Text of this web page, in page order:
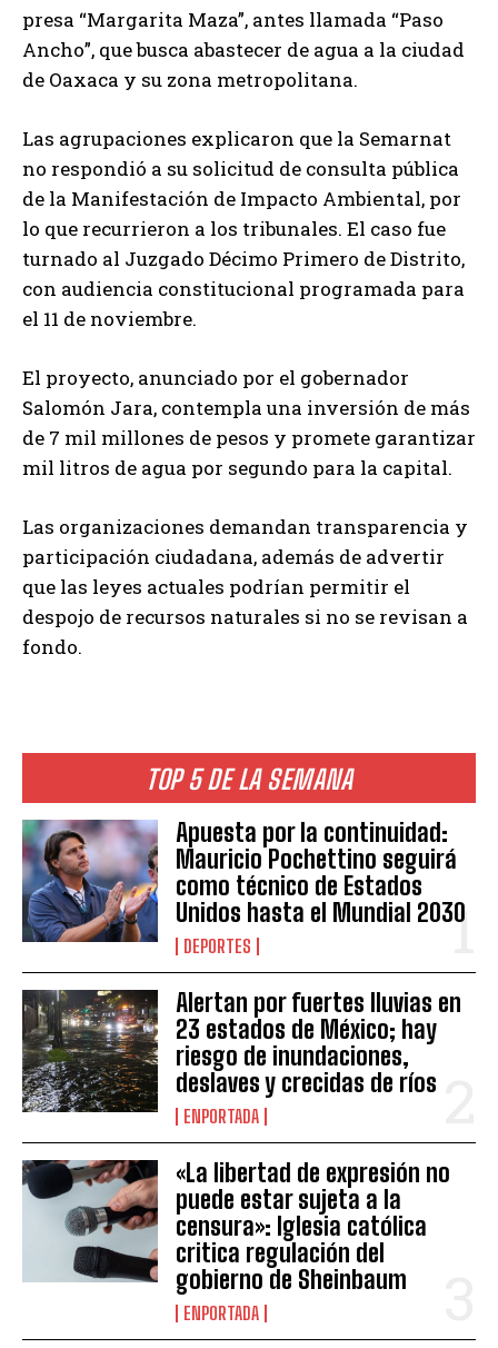
TOP 5 DE LA SEMANA
Apuesta por la continuidad:
Mauricio Pochettino seguirá
como técnico de Estados
Unidos hasta el Mundial 2030
DEPORTES
Alertan por fuertes lluvias en
23 estados de México; hay
riesgo de inundaciones,
deslaves y crecidas de ríos
ENPORTADA
«La libertad de expresión no
puede estar sujeta a la
censura»: Iglesia católica
critica regulación del
gobierno de Sheinbaum
ENPORTADA
presa “Margarita Maza”, antes llamada “Paso
Ancho”, que busca abastecer de agua a la ciudad
de Oaxaca y su zona metropolitana.
Las agrupaciones explicaron que la Semarnat
no respondió a su solicitud de consulta pública
de la Manifestación de Impacto Ambiental, por
lo que recurrieron a los tribunales. El caso fue
turnado al Juzgado Décimo Primero de Distrito,
con audiencia constitucional programada para
el 11 de noviembre.
El proyecto, anunciado por el gobernador
Salomón Jara, contempla una inversión de más
de 7 mil millones de pesos y promete garantizar
mil litros de agua por segundo para la capital.
Las organizaciones demandan transparencia y
participación ciudadana, además de advertir
que las leyes actuales podrían permitir el
despojo de recursos naturales si no se revisan a
fondo.